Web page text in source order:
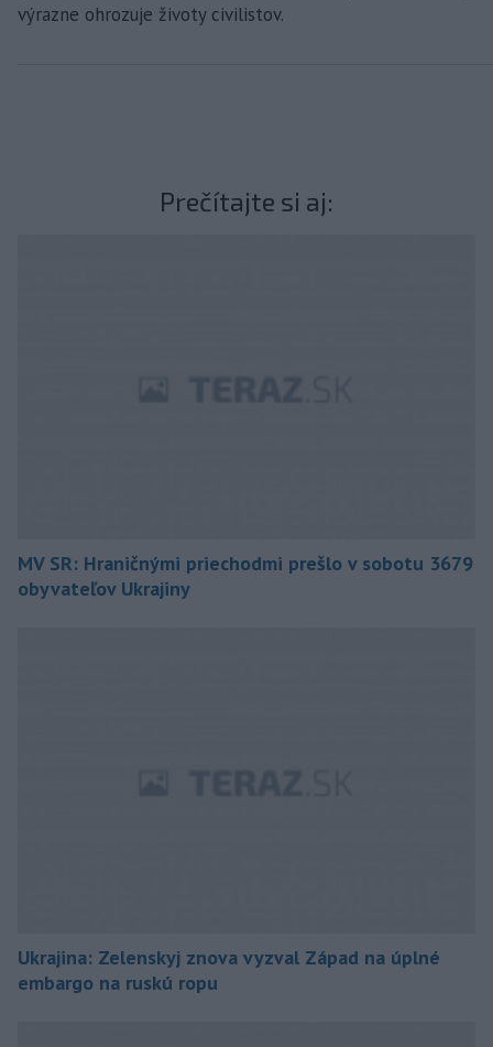
výrazne ohrozuje životy civilistov.
Prečítajte si aj:
MV SR: Hraničnými priechodmi prešlo v sobotu 3679
obyvateľov Ukrajiny
Ukrajina: Zelenskyj znova vyzval Západ na úplné
embargo na ruskú ropu